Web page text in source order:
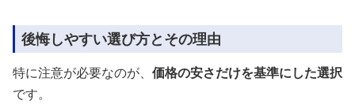
後悔しやすい選び方とその理由
特に注意が必要なのが、 価格の安さだけを基準にした選択
です。